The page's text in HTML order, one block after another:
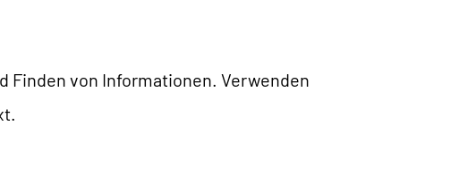
Finden von Informationen. Verwenden